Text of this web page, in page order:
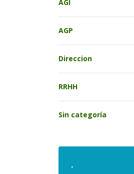
AGI
AGP
Direccion
RRHH
Sin categoría
.